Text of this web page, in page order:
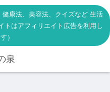
康法、美容法、クイズなど 生活
トはアフィリエイト広告を利用し
）
泉